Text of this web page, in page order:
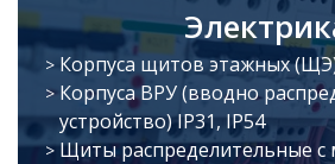
Корпуса щитов этажных
Корпуса ВРУ (вводно
устройство) IP31, IP54
Щиты распределительные с